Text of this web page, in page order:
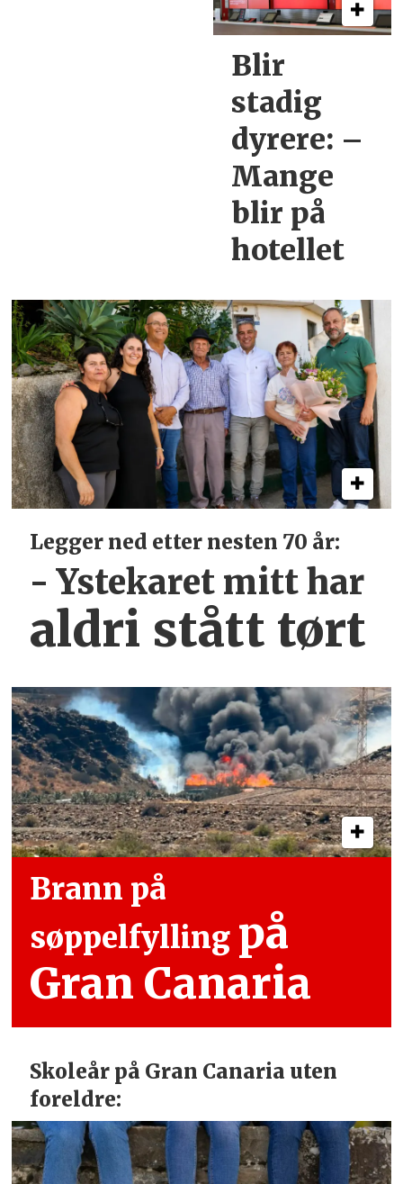
Blir
stadig
dyrere: –
Mange
blir på
hotellet
Legger ned etter nesten 70 år:
- Ystekaret mitt har
aldri stått tørt
Brann på
søppelfylling på
Gran Canaria
Skoleår på Gran Canaria uten
foreldre: